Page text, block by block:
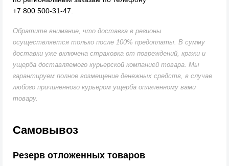
+7 800 500-31-47.
Обратите внимание, что доставка в регионы
осуществляется только после 100% предоплаты. В сумму
доставки уже включена страховка от повреждений, кражи и
ущерба доставляемого курьерской компанией товара. Мы
гарантируем полное возмещение денежных средств, в случае
любого причиненного курьером ущерба оплаченному вами
товару.
Самовывоз
Резерв отложенных товаров